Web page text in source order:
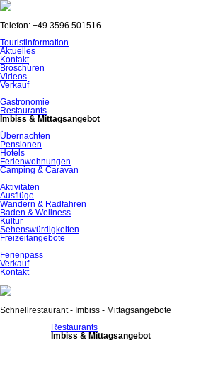
Telefon: +49 3596 501516
Navigation
überspringen
Touristinformation
Aktuelles
Kontakt
Broschüren
Videos
Verkauf
Gastronomie
Restaurants
Imbiss & Mittagsangebot
Übernachten
Pensionen
Hotels
Ferienwohnungen
Camping & Caravan
Aktivitäten
Ausflüge
Wandern & Radfahren
Baden & Wellness
Kultur
Sehenswürdigkeiten
Freizeitangebote
Ferienpass
Verkauf
Kontakt
Schnellrestaurant - Imbiss - Mittagsangebote
Navigation
überspringen
Restaurants
Imbiss & Mittagsangebot